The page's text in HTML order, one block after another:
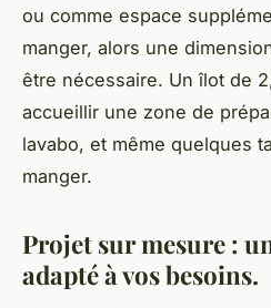
ou comme espace
manger, alors une
être nécessaire. Un îlot de
accueillir une zone de
lavabo, et même quelques
manger.
Projet sur mesure :
adapté à vos besoins.